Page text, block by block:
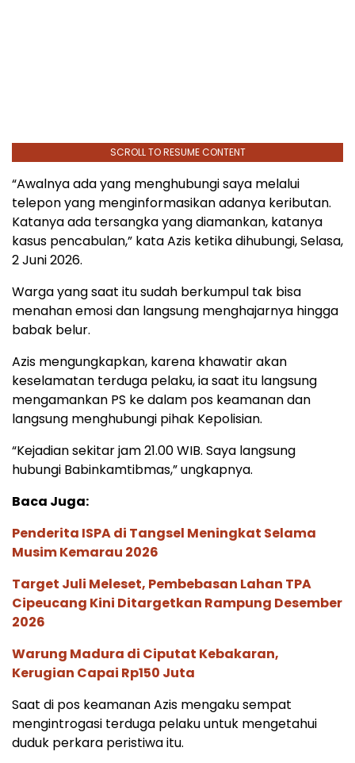
SCROLL TO RESUME CONTENT
“Awalnya ada yang menghubungi saya melalui
telepon yang menginformasikan adanya keributan.
Katanya ada tersangka yang diamankan, katanya
kasus pencabulan,” kata Azis ketika dihubungi, Selasa,
2 Juni 2026.
Warga yang saat itu sudah berkumpul tak bisa
menahan emosi dan langsung menghajarnya hingga
babak belur.
Azis mengungkapkan, karena khawatir akan
keselamatan terduga pelaku, ia saat itu langsung
mengamankan PS ke dalam pos keamanan dan
langsung menghubungi pihak Kepolisian.
“Kejadian sekitar jam 21.00 WIB. Saya langsung
hubungi Babinkamtibmas,” ungkapnya.
Baca Juga:
Penderita ISPA di Tangsel Meningkat Selama
Musim Kemarau 2026
Target Juli Meleset, Pembebasan Lahan TPA
Cipeucang Kini Ditargetkan Rampung Desember
2026
Warung Madura di Ciputat Kebakaran,
Kerugian Capai Rp150 Juta
Saat di pos keamanan Azis mengaku sempat
mengintrogasi terduga pelaku untuk mengetahui
duduk perkara peristiwa itu.